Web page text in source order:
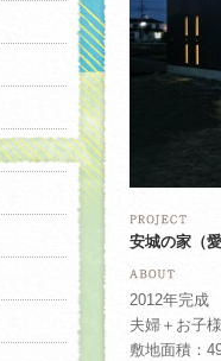
安城の家（
2012年完成
夫婦＋お子
敷地面積：